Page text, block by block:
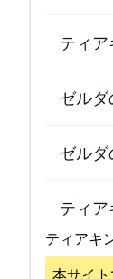
ティ
ゼル
ゼル
ティア
ティアキ
本サイト